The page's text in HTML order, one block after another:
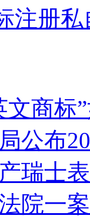
注册
文商标
公布
瑞士
院一